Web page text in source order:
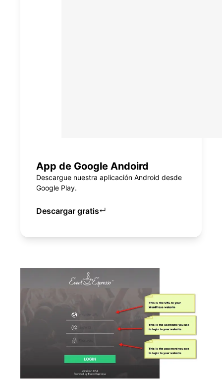
App de Google Andoird
Descargue nuestra aplicación Android desde
Google Play.
Descargar gratis↵